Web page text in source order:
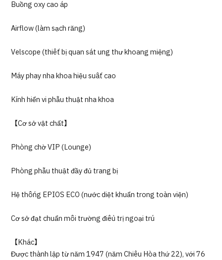
Buồng oxy cao áp
Airflow (làm sạch răng)
Velscope (thiết bị quan sát ung thư khoang miệng)
Máy phay nha khoa hiệu suất cao
Kính hiển vi phẫu thuật nha khoa
【Cơ sở vật chất】
Phòng chờ VIP (Lounge)
Phòng phẫu thuật đầy đủ trang bị
Hệ thống EPIOS ECO (nước diệt khuẩn trong toàn viện)
Cơ sở đạt chuẩn môi trường điều trị ngoại trú
【Khác】
Được thành lập từ năm 1947 (năm Chiêu Hòa thứ 22), với 76